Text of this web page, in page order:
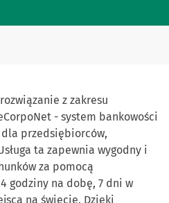
z zakresu
- system bankowości
przedsiębiorców,
ta zapewnia wygodny i
za pomocą
godziny na dobę, 7 dni w
na świecie. Dzięki